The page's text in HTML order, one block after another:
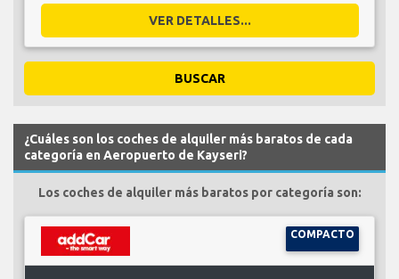
VER DETALLES...
BUSCAR
¿Cuáles son los coches de alquiler más baratos de cada
categoría en Aeropuerto de Kayseri?
Los coches de alquiler más baratos por categoría son:
COMPACTO